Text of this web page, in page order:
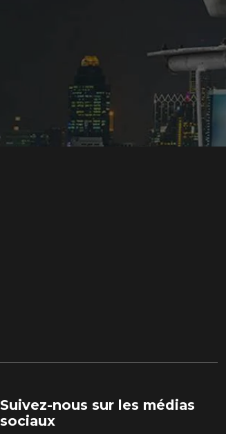
Suivez-nous sur les médias
sociaux